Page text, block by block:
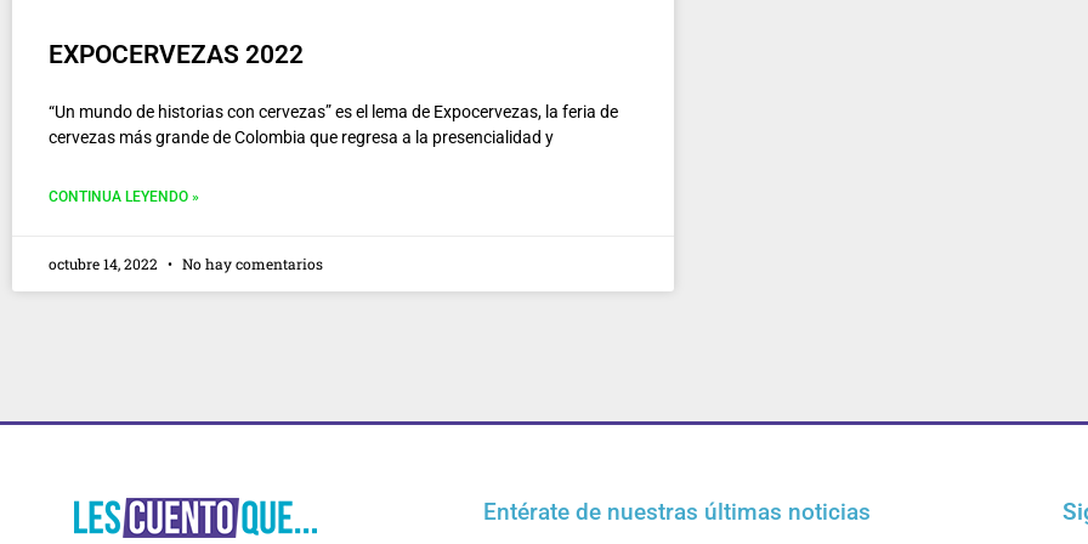
EXPOCERVEZAS 2022
“Un mundo de historias con cervezas” es el lema de Expocervezas, la feria de
cervezas más grande de Colombia que regresa a la presencialidad y
CONTINUA LEYENDO »
octubre 14, 2022 No hay comentarios
Entérate de nuestras últimas noticias